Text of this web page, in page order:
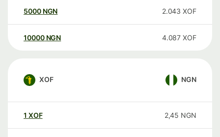
5000 NGN 2.043 XOF
10000 NGN 4.087 XOF
XOF NGN
1 XOF 2,45 NGN